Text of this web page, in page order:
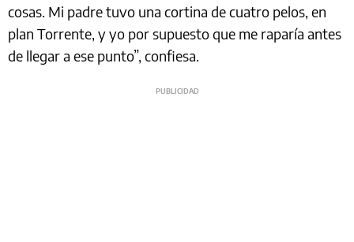
cosas. Mi padre tuvo una cortina de cuatro pelos, en
plan Torrente, y yo por supuesto que me raparía antes
de llegar a ese punto”, confiesa.